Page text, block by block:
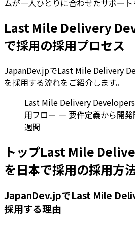
ムが一人ひとりに合わせたサポート
Last Mile Delivery
で採用の採用プロセス
JapanDev.jpでLast Mile Delivery
を採用する流れをご紹介します。
Last Mile Delivery
用フロー — 要件定義から開
週間
トップLast Mile
を日本で採用の採用方
JapanDev.jpでLast Mile
採用する理由